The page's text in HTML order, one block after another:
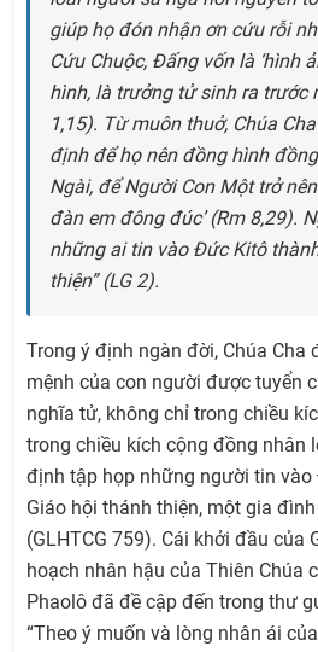
giúp họ đón nhận ơn cứu rỗi
Cứu Chuộc, Đấng vốn là ‘hình
hình, là trưởng tử sinh ra trước
1,15). Từ muôn thuở, Chúa
định để họ nên đồng hình
Ngài, để Người Con Một trở
đàn em đông đúc’ (Rm 8,29).
những ai tin vào Đức Kitô
thiện” (LG 2).
Trong ý định ngàn đời, Chúa Cha
mệnh của con người được tuyển
nghĩa tử, không chỉ trong chiều
trong chiều kích cộng đồng nhân
định tập họp những người tin
Giáo hội thánh thiện, một gia
(GLHTCG 759). Cái khởi đầu của
hoạch nhân hậu của Thiên Chúa
Phaolô đã đề cập đến trong thư
“Theo ý muốn và lòng nhân ái